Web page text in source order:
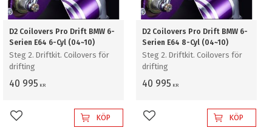
D2 Coilovers Pro Drift BMW 6-
Serien E64 6-Cyl (04~10)
Steg 2. Driftkit. Coilovers för
drifting
40 995 KR
Lägg till i favoriterKÖP
D2 Coilovers Pro Drift BMW 6-
Serien E64 8-Cyl (04~10)
Steg 2. Driftkit. Coilovers för
drifting
40 995 KR
Lägg till i favoriterKÖP